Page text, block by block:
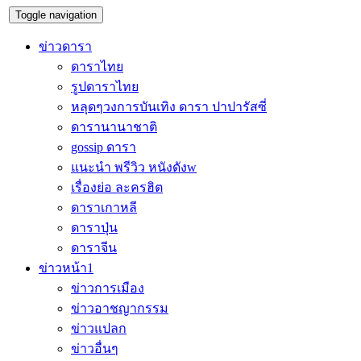
Toggle navigation
ข่าวดารา
ดาราไทย
รูปดาราไทย
หลุดๆวงการบันเทิง ดารา ปาปารัสซี่
ดารานานาชาติ
gossip ดารา
แนะนำ พรีวิว หนังดังw
เรื่องย่อ ละครฮิต
ดาราเกาหลี
ดาราปุ่น
ดาราจีน
ข่าวหน้า1
ข่าวการเมือง
ข่าวอาชญากรรม
ข่าวแปลก
ข่าวอื่นๆ